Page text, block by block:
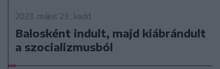
2023. május 23., kedd
Balosként indult, majd kiábrándult
a szocializmusból